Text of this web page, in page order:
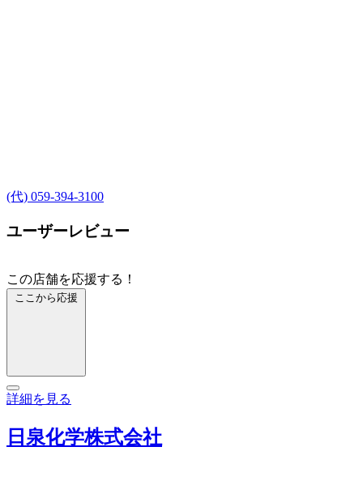
(代) 059-394-3100
ユーザーレビュー
この店舗を応援する！
ここから応援
詳細を見る
日泉化学株式会社